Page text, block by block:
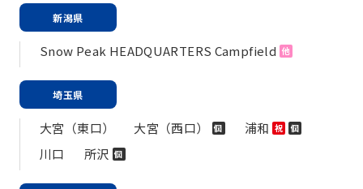
新潟県
Snow Peak HEADQUARTERS Campfield 他
埼玉県
大宮（東口） 大宮（西口） 個 浦和 祝 個
川口 所沢 個